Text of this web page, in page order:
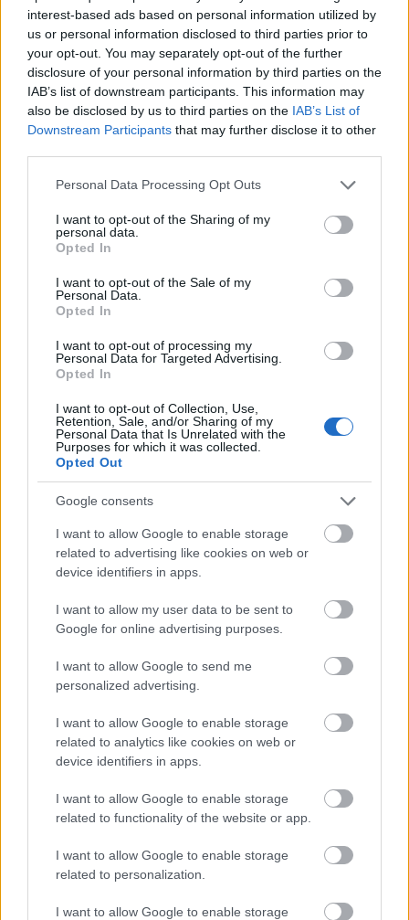
interest-based ads based on personal information utilized by
us or personal information disclosed to third parties prior to
your opt-out. You may separately opt-out of the further
disclosure of your personal information by third parties on the
IAB’s list of downstream participants. This information may
also be disclosed by us to third parties on the IAB’s List of
Downstream Participants that may further disclose it to other
Please note that this website/app uses one or more Google
not limited to your visit or usage behaviour. You may click to
grant or deny consent to Google and its third-party tags to
use your data for below specified purposes in below Google
consent section.
Personal Data Processing Opt Outs
I want to opt-out of the Sharing of my
personal data.
Opted In
I want to opt-out of the Sale of my
Personal Data.
Opted In
I want to opt-out of processing my
Personal Data for Targeted Advertising.
Opted In
I want to opt-out of Collection, Use,
Retention, Sale, and/or Sharing of my
Personal Data that Is Unrelated with the
Purposes for which it was collected.
Opted Out
Google consents
I want to allow Google to enable storage
related to advertising like cookies on web or
device identifiers in apps.
I want to allow my user data to be sent to
Google for online advertising purposes.
I want to allow Google to send me
personalized advertising.
I want to allow Google to enable storage
related to analytics like cookies on web or
device identifiers in apps.
I want to allow Google to enable storage
related to functionality of the website or app.
I want to allow Google to enable storage
related to personalization.
I want to allow Google to enable storage
Ahogy róla sem az volna a legszebb portré, ha a
fényképezőgépét fényképezik le.
Címkék:Pelé Annie Leibovitz
Ajánlott bejegyzések:
Önfej
A megválaszolatlan kérdés
Az üllő és a kalapács között
Odüsszeusz ellenáll
A hozzászóláshoz be kell lépned!